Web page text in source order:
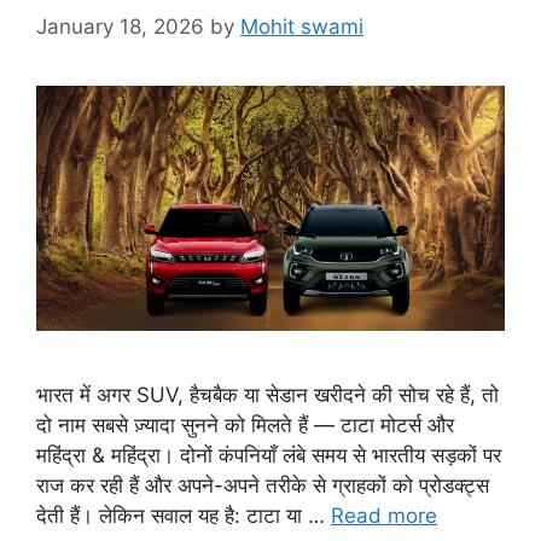
January 18, 2026 by Mohit swami
भारत में अगर SUV, हैचबैक या सेडान खरीदने की सोच रहे हैं, तो
दो नाम सबसे ज़्यादा सुनने को मिलते हैं — टाटा मोटर्स और
महिंद्रा & महिंद्रा। दोनों कंपनियाँ लंबे समय से भारतीय सड़कों पर
राज कर रही हैं और अपने-अपने तरीके से ग्राहकों को प्रोडक्ट्स
देती हैं। लेकिन सवाल यह है: टाटा या … Read more